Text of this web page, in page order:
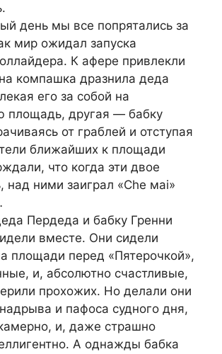
день мы все попрятались за
мир ожидал запуска
К афере привлекли
компашка дразнила деда
его за собой на
площадь, другая — бабку
от граблей и отступая
ближайших к площади
что когда эти двое
над ними заиграл «Che мai»
Пердеда и бабку Гренни
вместе. Они сидели
площади перед «Пятерочкой»,
и, абсолютно счастливые,
прохожих. Но делали они
и пафоса судного дня,
и, даже страшно
А однажды бабка